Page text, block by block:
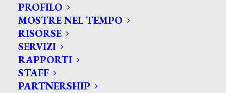
PROFILO
MOSTRE NEL TEMPO
RISORSE
SERVIZI
RAPPORTI
STAFF
PARTNERSHIP
CERCA TRA GLI ARTISTI:
Search
for: